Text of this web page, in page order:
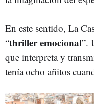
En este sentido, La
“thriller emocional”.
que interpreta y
tenía ocho añitos